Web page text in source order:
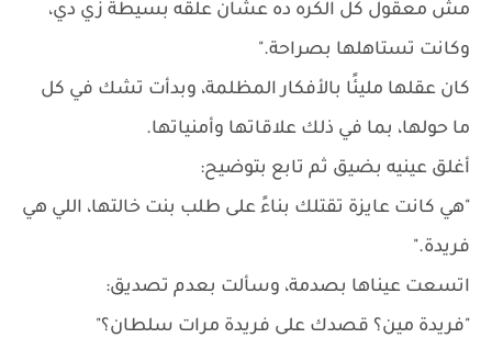
مش معقول كل الكره ده عشان علقه بسيطة زي دي،
وكانت تستاهلها بصراحة."
كان عقلها مليئًا بالأفكار المظلمة، وبدأت تشك في كل
ما حولها، بما في ذلك علاقاتها وأمنياتها.
أغلق عينيه بضيق ثم تابع بتوضيح:
"هي كانت عايزة تقتلك بناءً على طلب بنت خالتها، اللي هي
فريدة."
اتسعت عيناها بصدمة، وسألت بعدم تصديق:
"فريدة مين؟ قصدك على فريدة مرات سلطان؟"